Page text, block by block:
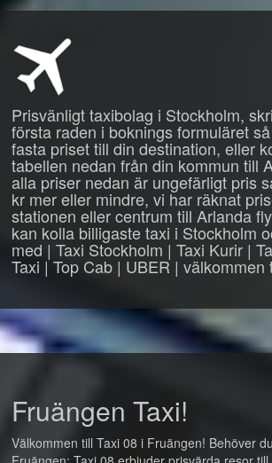
Prisvänligt taxibolag i Stockholm,
första raden i boknings formuläret
fasta priset till din destination, eller
tabellen nedan från din kommun till
alla priser nedan är ungefärligt pris
kr mer eller mindre, vi har räknat
stationen eller centrum till Arlanda
kan kolla billigaste taxi i Stockholm
med | Taxi Stockholm | Taxi Kurir |
Taxi | Top Cab | UBER | välkommen
Fruängen Taxi!
Välkommen till Taxi 08 i Fruängen! Behöver